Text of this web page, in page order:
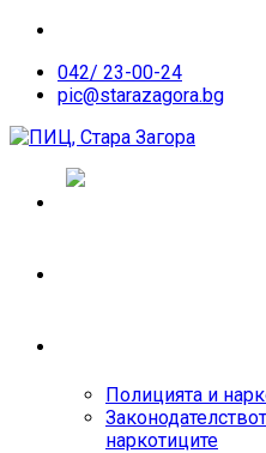
042/ 23-00-24
pic@starazagora.bg
Полицията и
наркотиците